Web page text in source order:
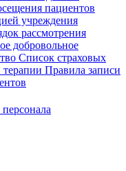
пациентов
учреждения
рассмотрения
добровольное
Список страховых
Правила записи